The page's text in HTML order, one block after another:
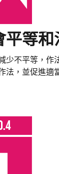
平等和
少不平等，作
法，並促進適